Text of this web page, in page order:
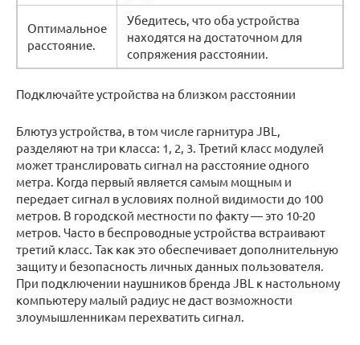
Оптимальное
расстояние.
Убедитесь, что оба устройства
находятся на достаточном для
сопряжения расстоянии.
Подключайте устройства на близком расстоянии
Блютуз устройства, в том числе гарнитура JBL,
разделяют на три класса: 1, 2, 3. Третий класс модулей
может транслировать сигнал на расстояние одного
метра. Когда первый является самым мощным и
передает сигнал в условиях полной видимости до 100
метров. В городской местности по факту — это 10-20
метров. Часто в беспроводные устройства встраивают
третий класс. Так как это обеспечивает дополнительную
защиту и безопасность личных данных пользователя.
При подключении наушников бренда JBL к настольному
компьютеру малый радиус не даст возможности
злоумышленникам перехватить сигнал.